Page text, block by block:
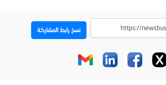
نسخ رابط المشاركة